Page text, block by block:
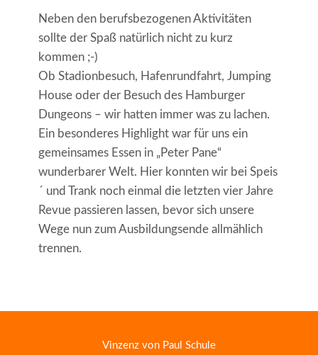
Neben den berufsbezogenen Aktivitäten
sollte der Spaß natürlich nicht zu kurz
kommen ;-)
Ob Stadionbesuch, Hafenrundfahrt, Jumping
House oder der Besuch des Hamburger
Dungeons – wir hatten immer was zu lachen.
Ein besonderes Highlight war für uns ein
gemeinsames Essen in „Peter Pane“
wunderbarer Welt. Hier konnten wir bei Speis
´ und Trank noch einmal die letzten vier Jahre
Revue passieren lassen, bevor sich unsere
Wege nun zum Ausbildungsende allmählich
trennen.
Vinzenz von Paul Schule